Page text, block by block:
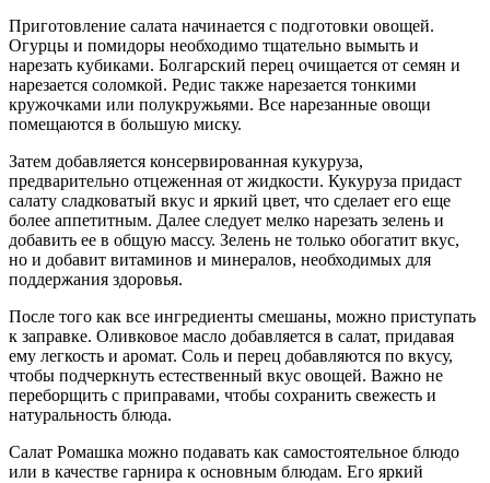
Приготовление салата начинается с подготовки овощей.
Огурцы и помидоры необходимо тщательно вымыть и
нарезать кубиками. Болгарский перец очищается от семян и
нарезается соломкой. Редис также нарезается тонкими
кружочками или полукружьями. Все нарезанные овощи
помещаются в большую миску.
Затем добавляется консервированная кукуруза,
предварительно отцеженная от жидкости. Кукуруза придаст
салату сладковатый вкус и яркий цвет, что сделает его еще
более аппетитным. Далее следует мелко нарезать зелень и
добавить ее в общую массу. Зелень не только обогатит вкус,
но и добавит витаминов и минералов, необходимых для
поддержания здоровья.
После того как все ингредиенты смешаны, можно приступать
к заправке. Оливковое масло добавляется в салат, придавая
ему легкость и аромат. Соль и перец добавляются по вкусу,
чтобы подчеркнуть естественный вкус овощей. Важно не
переборщить с приправами, чтобы сохранить свежесть и
натуральность блюда.
Салат Ромашка можно подавать как самостоятельное блюдо
или в качестве гарнира к основным блюдам. Его яркий